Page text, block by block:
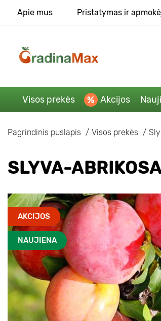
Apie mus Pristatymas ir
Visos prekės Akcijos
Pagrindinis puslapis Visos prekės
SLYVA-
AKCIJOS
NAUJIENA